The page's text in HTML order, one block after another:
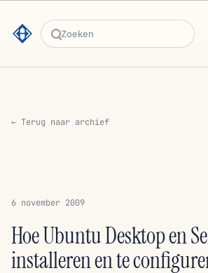
Zoeken
← Terug naar archief
6 november 2009
Hoe Ubuntu Desktop en
installeren en te